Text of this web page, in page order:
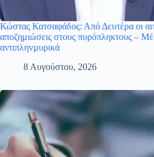
Κώστας Κατσαφάδος: Από Δευτέρα οι
αποζημιώσεις στους πυρόπληκτους –
αντιπληvμυρικά
8 Αυγούστου, 2026